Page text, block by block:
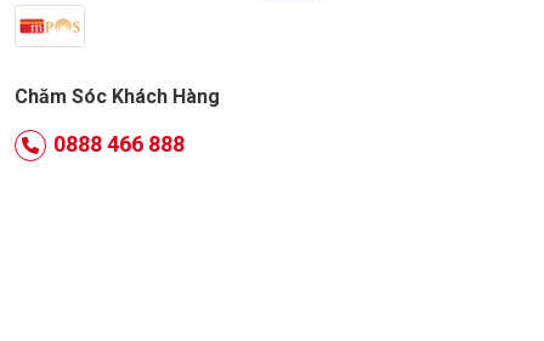
Chăm Sóc Khách Hàng
0888 466 888